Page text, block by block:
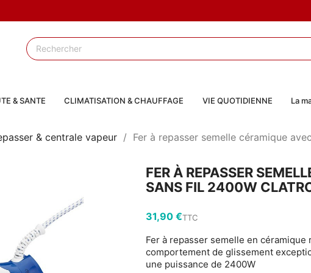
& SANTE CLIMATISATION & CHAUFFAGE VIE QUOTIDIENNE La
& centrale vapeur Fer à repasser semelle céramique
FER À REPASSER
SANS FIL 2400W
31,90 €TTC
Fer à repasser semelle en
comportement de glissement
une puissance de 2400W